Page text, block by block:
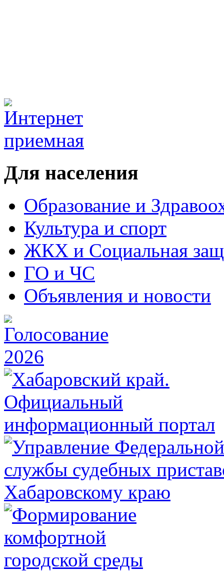
Для населения
Образование и
Культура и спорт
ЖКХ и Социальная
ГО и ЧС
Объявления и новости